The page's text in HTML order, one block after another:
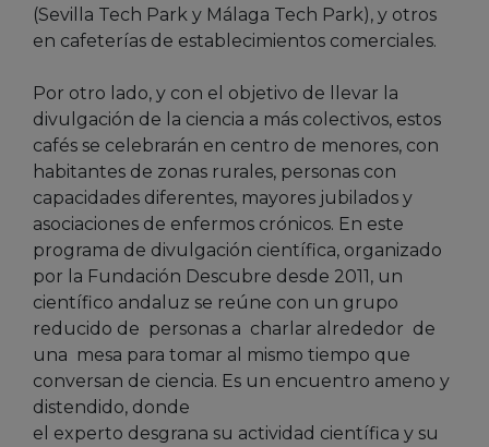
(Sevilla Tech Park y Málaga Tech Park), y otros
en cafeterías de establecimientos comerciales.
Por otro lado, y con el objetivo de llevar la
divulgación de la ciencia a más colectivos, estos
cafés se celebrarán en centro de menores, con
habitantes de zonas rurales, personas con
capacidades diferentes, mayores jubilados y
asociaciones de enfermos crónicos. En este
programa de divulgación científica, organizado
por la Fundación Descubre desde 2011, un
científico andaluz se reúne con un grupo
reducido de personas a charlar alrededor de
una mesa para tomar al mismo tiempo que
conversan de ciencia. Es un encuentro ameno y
distendido, donde
el experto desgrana su actividad científica y su